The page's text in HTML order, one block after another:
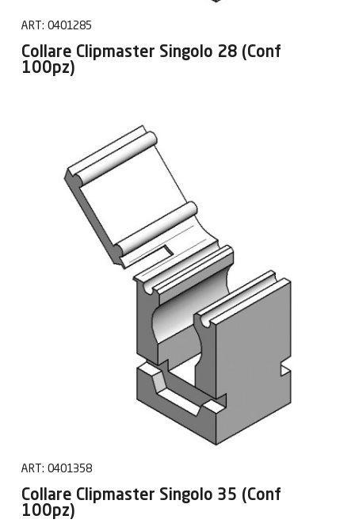
ART: 0401285
Collare Clipmaster Singolo 28 (Conf
100pz)
ART: 0401358
Collare Clipmaster Singolo 35 (Conf
100pz)